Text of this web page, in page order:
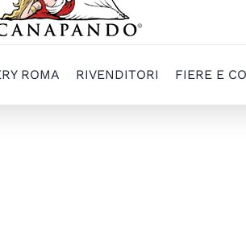
ROMA RIVENDITORI FIERE E